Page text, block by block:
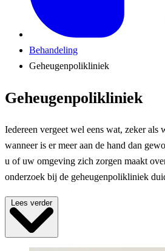
Behandeling
Geheugenpolikliniek
Geheugenpolikliniek
Iedereen vergeet wel eens wat, zeker als
wanneer is er meer aan de hand dan
u of uw omgeving zich zorgen maakt
onderzoek bij de geheugenpolikliniek
Lees verder